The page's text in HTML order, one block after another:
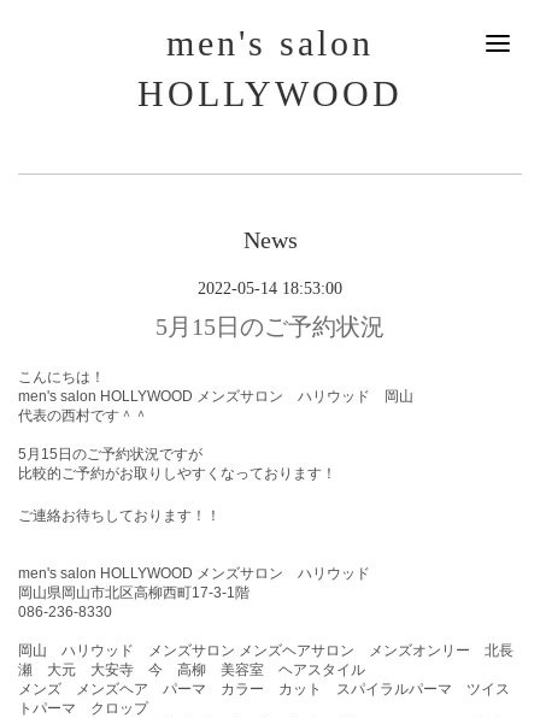
men's salon
HOLLYWOOD
News
2022-05-14 18:53:00
5月15日のご予約状況
こんにちは！
men's salon HOLLYWOOD メンズサロン ハリウッド 岡山
代表の西村です＾＾
5月15 日 のご予約状況ですが
比較的ご予約がお取りしやすくなっております！
ご連絡お待ちしております！！
men's salon HOLLYWOOD メンズサロン ハリウッド
岡山県岡山市北区高柳西町17-3-1階
086-236-8330
岡山 ハリウッド メンズサロン メンズヘアサロン メンズオンリー 北長
瀬 大元 大安寺 今 高柳 美容室 ヘアスタイル
メンズ メンズヘア パーマ カラー カット スパイラルパーマ ツイス
トパーマ クロップ